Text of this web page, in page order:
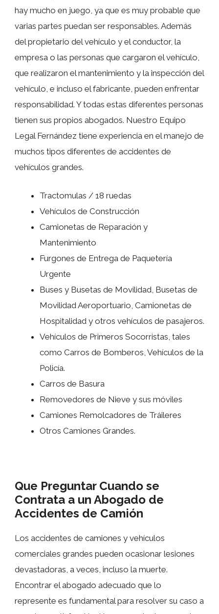
hay mucho en juego, ya que es muy probable que
varias partes puedan ser responsables. Además
del propietario del vehículo y el conductor, la
empresa o las personas que cargaron el vehículo,
que realizaron el mantenimiento y la inspección del
vehículo, e incluso el fabricante, pueden enfrentar
responsabilidad. Y todas estas diferentes personas
tienen sus propios abogados. Nuestro Equipo
Legal Fernández tiene experiencia en el manejo de
muchos tipos diferentes de accidentes de
vehículos grandes.
Tractomulas / 18 ruedas
Vehículos de Construcción
Camionetas de Reparación y
Mantenimiento
Furgones de Entrega de Paquetería
Urgente
Buses y Busetas de Movilidad, Busetas de
Movilidad Aeroportuario, Camionetas de
Hospitalidad y otros vehículos de pasajeros.
Vehículos de Primeros Socorristas, tales
como Carros de Bomberos, Vehículos de la
Policía.
Carros de Basura
Removedores de Nieve y sus móviles
Camiones Remolcadores de Tráileres
Otros Camiones Grandes.
Que Preguntar Cuando se
Contrata a un Abogado de
Accidentes de Camión
Los accidentes de camiones y vehículos
comerciales grandes pueden ocasionar lesiones
devastadoras, a veces, incluso la muerte.
Encontrar el abogado adecuado que lo
represente es fundamental para resolver su caso a